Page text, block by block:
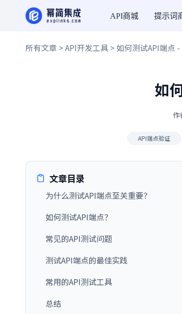
API商城 提示词
所有文章 >API开发工具 > 如何测试API端点
如
作
API端点验证
文章目录
为什么测试API端点至关重要？
如何测试API端点？
常见的API测试问题
测试API端点的最佳实践
常用的API测试工具
总结